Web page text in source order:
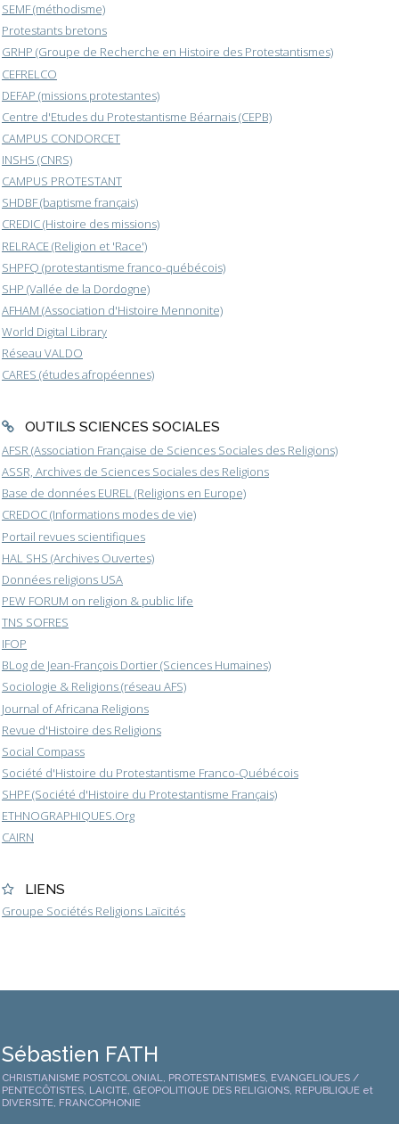
SEMF (méthodisme)
Protestants bretons
GRHP (Groupe de Recherche en Histoire des Protestantismes)
CEFRELCO
DEFAP (missions protestantes)
Centre d'Etudes du Protestantisme Béarnais (CEPB)
CAMPUS CONDORCET
INSHS (CNRS)
CAMPUS PROTESTANT
SHDBF (baptisme français)
CREDIC (Histoire des missions)
RELRACE (Religion et 'Race')
SHPFQ (protestantisme franco-québécois)
SHP (Vallée de la Dordogne)
AFHAM (Association d'Histoire Mennonite)
World Digital Library
Réseau VALDO
CARES (études afropéennes)
OUTILS SCIENCES SOCIALES
AFSR (Association Française de Sciences Sociales des Religions)
ASSR, Archives de Sciences Sociales des Religions
Base de données EUREL (Religions en Europe)
CREDOC (Informations modes de vie)
Portail revues scientifiques
HAL SHS (Archives Ouvertes)
Données religions USA
PEW FORUM on religion & public life
TNS SOFRES
IFOP
BLog de Jean-François Dortier (Sciences Humaines)
Sociologie & Religions (réseau AFS)
Journal of Africana Religions
Revue d'Histoire des Religions
Social Compass
Société d'Histoire du Protestantisme Franco-Québécois
SHPF (Société d'Histoire du Protestantisme Français)
ETHNOGRAPHIQUES.Org
CAIRN
LIENS
Groupe Sociétés Religions Laïcités
Sébastien FATH
CHRISTIANISME POSTCOLONIAL, PROTESTANTISMES, EVANGELIQUES /
PENTECÔTISTES, LAICITE, GEOPOLITIQUE DES RELIGIONS, REPUBLIQUE et
DIVERSITE, FRANCOPHONIE